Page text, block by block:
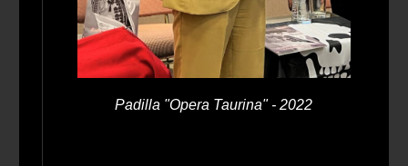
Padilla "Opera Taurina" - 2022